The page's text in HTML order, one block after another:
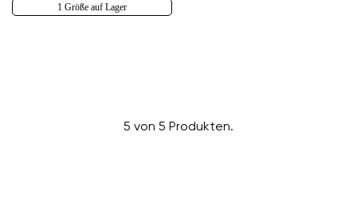
1 Größe auf Lager
5 von 5 Produkten.